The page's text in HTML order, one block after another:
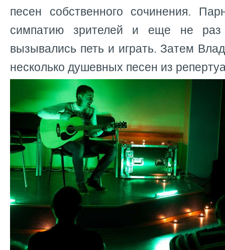
песен собственного сочинения.
симпатию зрителей и еще не раз
вызывались петь и играть. Затем
несколько душевных песен из